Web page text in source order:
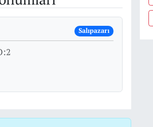
Salıpazarı